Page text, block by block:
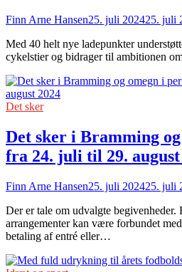
Finn Arne Hansen25. juli 202425. juli
Med 40 helt nye ladepunkter
cykelstier og bidrager til ambitionen
Det sker
Det sker i Bramming
fra 24. juli til 29. august
Finn Arne Hansen25. juli 202425. juli
Der er tale om udvalgte begivenheder.
arrangementer kan være forbundet
betaling af entré eller…